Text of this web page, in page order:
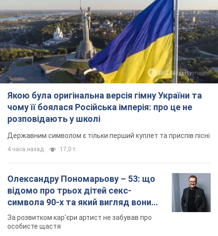
Якою була оригінальна версія гімну України та
чому її боялася Російська імперія: про це не
розповідають у школі
Державним символом є тільки перший куплет та приспів пісні
4 часа назад 17,0 т.
Олександру Пономарьову – 53: що
відомо про трьох дітей секс-
символа 90-х та який вигляд вони
мають
За розвитком кар'єри артист не забував про
особисте щастя